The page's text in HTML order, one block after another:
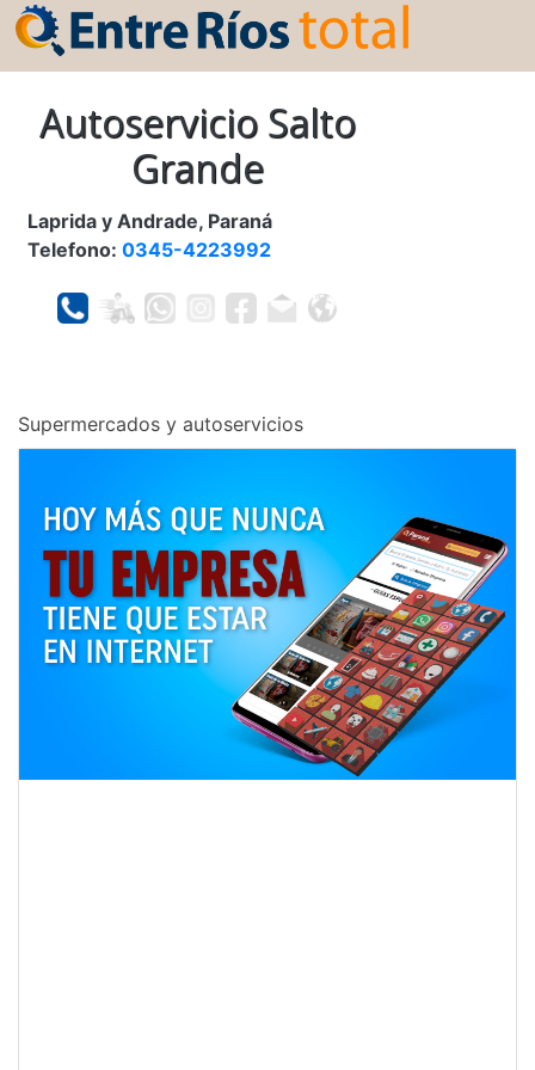
Autoservicio Salto
Grande
Laprida y Andrade, Paraná
Telefono: 0345-4223992
Supermercados y autoservicios